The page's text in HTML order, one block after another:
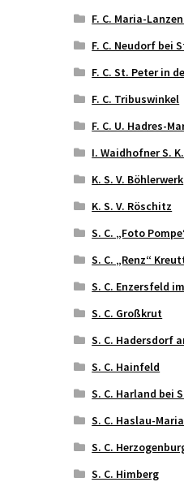
F. C. Maria-
F. C. Neudorf bei
F. C. St. Peter in
F. C. Tribuswinkel
F. C. U. Hadres-
I. Waidhofner S.
K. S. V. Böhlerwerk
K. S. V. Röschitz
S. C. „Foto
S. C. „Renz“
S. C. Enzersfeld
S. C. Großkrut
S. C. Hadersdorf
S. C. Hainfeld
S. C. Harland bei
S. C. Haslau-
S. C.
S. C. Himberg